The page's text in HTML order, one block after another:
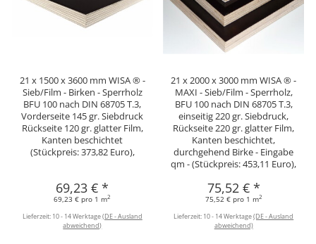
21 x 1500 x 3600 mm WISA ® -
Sieb/Film - Birken - Sperrholz
BFU 100 nach DIN 68705 T.3,
Vorderseite 145 gr. Siebdruck
Rückseite 120 gr. glatter Film,
Kanten beschichtet
(Stückpreis: 373,82 Euro),
69,23 €*
69,23 € pro 1 m2
Lieferzeit: 10 - 14 Werktage(DE - Ausland
abweichend)
21 x 2000 x 3000 mm WISA ® -
MAXI - Sieb/Film - Sperrholz,
BFU 100 nach DIN 68705 T.3,
einseitig 220 gr. Siebdruck,
Rückseite 220 gr. glatter Film,
Kanten beschichtet,
durchgehend Birke - Eingabe
qm - (Stückpreis: 453,11 Euro),
75,52 € *
75,52 € pro 1 m2
Lieferzeit: 10 - 14 Werktage(DE - Ausland
abweichend)